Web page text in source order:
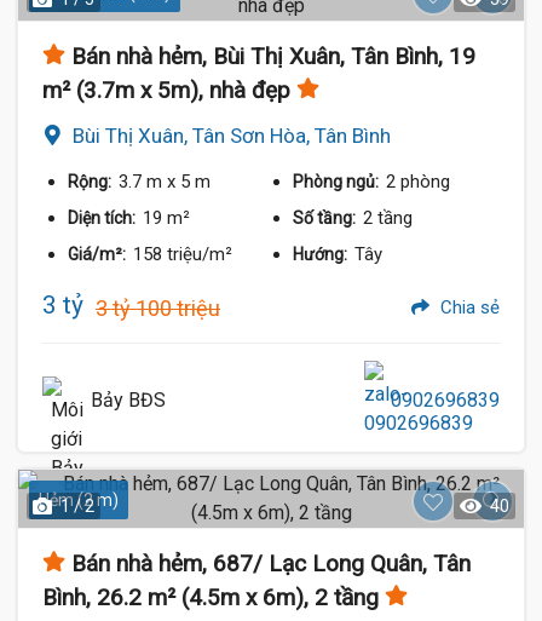
Bán nhà hẻm, Bùi Thị Xuân, Tân Bình, 19
m² (3.7m x 5m), nhà đẹp
Bùi Thị Xuân, Tân Sơn Hòa, Tân Bình
Rộng: 3.7 m x 5 m Phòng ngủ: 2 phòng
Diện tích: 19 m² Số tầng: 2 tầng
Giá/m²: 158 triệu/m² Hướng: Tây
3 tỷ 3 tỷ 100 triệu Chia sẻ
Bảy BĐS 0902696839
Hẻm (2 m)
1 / 2 40
Bán nhà hẻm, 687/ Lạc Long Quân, Tân
Bình, 26.2 m² (4.5m x 6m), 2 tầng